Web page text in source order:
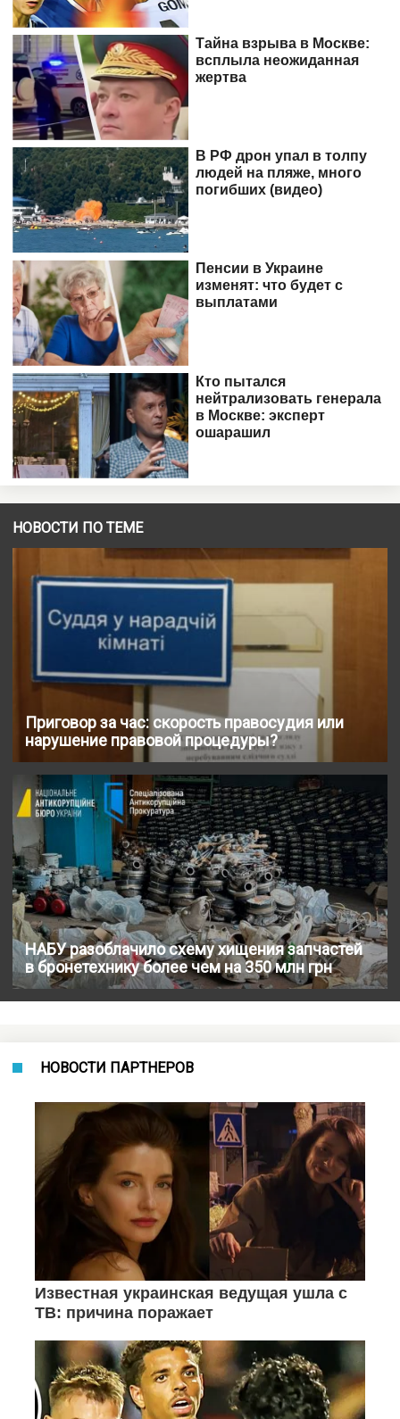
НОВОСТИ ПО ТЕМЕ
Приговор за час: скорость правосудия или
нарушение правовой процедуры?
НАБУ разоблачило схему хищения запчастей
в бронетехнику более чем на 350 млн грн
НОВОСТИ ПАРТНЕРОВ